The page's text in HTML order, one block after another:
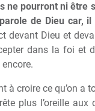
ne pourront ni
de Dieu car, il
devant Dieu et
dans la foi et
à croire ce qu’on a
ête plus l’oreille aux